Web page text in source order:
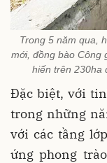
Trong 5 năm qua,
mới, đồng bào Công
hiến trên 230ha
Đặc biệt, với
trong những
với các tầng
ứng phong